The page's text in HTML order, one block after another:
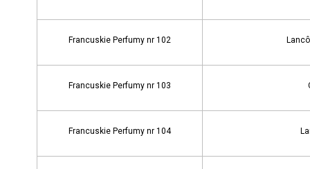
Francuskie Perfumy nr 102
Francuskie Perfumy nr 103
Francuskie Perfumy nr 104